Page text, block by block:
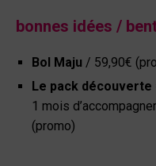
bonnes idées /
Bol Maju / 59,90€
Le pack découverte
1 mois
(promo)